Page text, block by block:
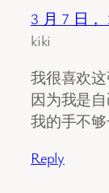
3 月 7 日，
kiki
我很喜欢
因为我是
我的手不
Reply